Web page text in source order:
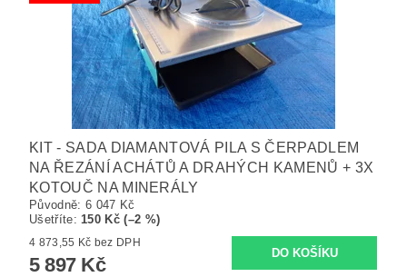
KIT - SADA DIAMANTOVÁ PILA S ČERPADLEM
NA ŘEZÁNÍ ACHÁTŮ A DRAHÝCH KAMENŮ + 3X
KOTOUČ NA MINERÁLY
Původně: 6 047 Kč
Ušetříte: 150 Kč (–2 %)
4 873,55 Kč bez DPH
5 897 Kč